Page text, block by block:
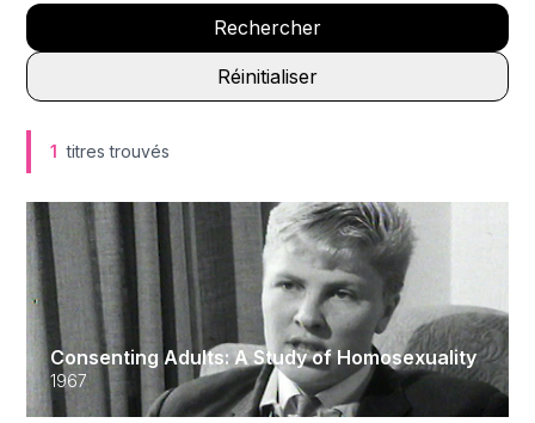
Rechercher
Réinitialiser
1 titres trouvés
Consenting Adults: A Study of Homosexuality
1967